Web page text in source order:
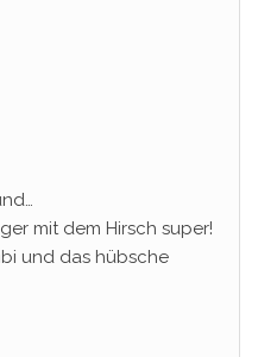
mit dem Hirsch super!
und das hübsche